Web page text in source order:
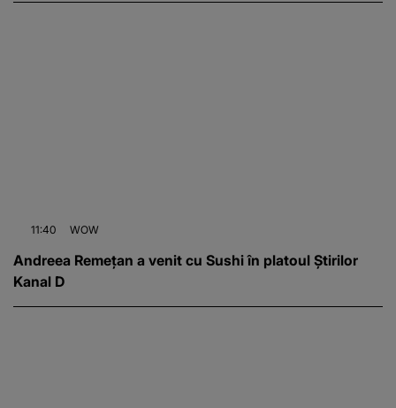
11:40 WOW
Andreea Remețan a venit cu Sushi în platoul Știrilor
Kanal D